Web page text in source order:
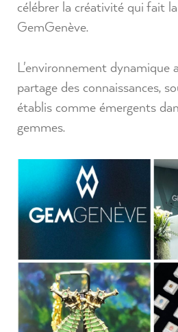
célébrer la créativité qui fait
GemGenève.
L'environnement dynamique
partage des connaissances,
établis comme émergents
gemmes.